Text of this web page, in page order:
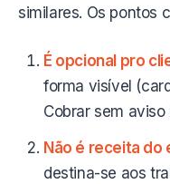
similares. Os pontos
É opcional pro
forma visível
Cobrar sem
Não é receita do
destina-se aos